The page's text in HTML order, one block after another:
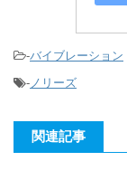
-バイブレーション
- ノリーズ
関連記事